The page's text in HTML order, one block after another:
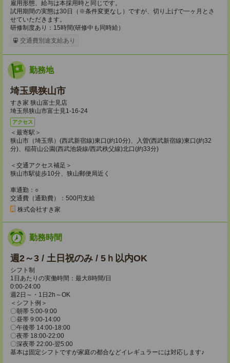
雇用形態、給与は本採用時と同じです。
試用期間の実態は30日（※条件変更なし）ですが、切り上げで一ヶ月とさ
せていただきます。
研修制度あり：15時間(研修中も同時給）
交通費別途支給あり
勤務地
埼玉県狭山市
すき家 狭山富士見店
埼玉県狭山市富士見1-16-24
アクセス
＜最寄駅＞
狭山市（埼玉県）(西武新宿線)東口(約10分)、入曽(西武新宿線)東口(約32
分)、稲荷山公園(西武池袋線/西武秩父線)北口(約33分)
＜交通アクセス補足＞
狭山市駅徒歩10分、狭山郵便局近く
車通勤：○
交通費（通勤費）：500円支給
株式会社すき家
勤務時間
週2～3 / 土日祝のみ / 5ｈ以内OK
シフト制
1日あたりの実働時間：最大8時間/日
0:00-24:00
週2日～・1日2h～OK
＜シフト例＞
〇朝帯 5:00-9:00
〇昼帯 9:00-14:00
〇午後帯 14:00-18:00
〇夜帯 18:00-22:00
〇深夜帯 22:00-翌5:00
基本は固定シフトですが家庭の都合などイレギュラーには対応します♪